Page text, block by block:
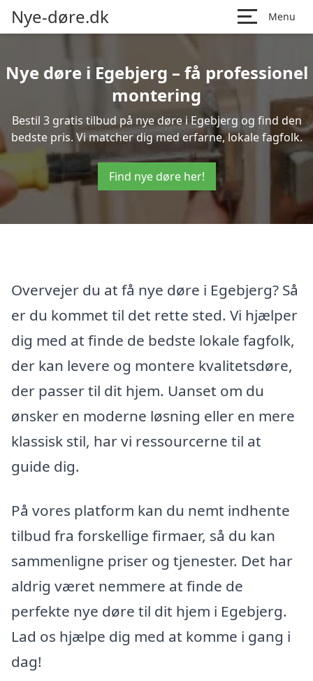
Nye-døre.dk Menu
Nye døre i Egebjerg – få professionel
montering
Bestil 3 gratis tilbud på nye døre i Egebjerg og find den
bedste pris. Vi matcher dig med erfarne, lokale fagfolk.
Find nye døre her!
Overvejer du at få nye døre i Egebjerg? Så
er du kommet til det rette sted. Vi hjælper
dig med at finde de bedste lokale fagfolk,
der kan levere og montere kvalitetsdøre,
der passer til dit hjem. Uanset om du
ønsker en moderne løsning eller en mere
klassisk stil, har vi ressourcerne til at
guide dig.
På vores platform kan du nemt indhente
tilbud fra forskellige firmaer, så du kan
sammenligne priser og tjenester. Det har
aldrig været nemmere at finde de
perfekte nye døre til dit hjem i Egebjerg.
Lad os hjælpe dig med at komme i gang i
dag!